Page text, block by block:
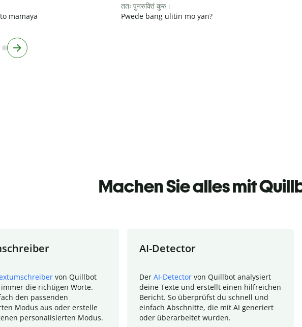
mamaya
ततः पुनरुक्तिं कुरु।
Pwede bang ulitin mo yan?
Machen Sie alles mit
von Quillbot
die richtigen Worte.
den passenden
Modus aus oder erstelle
personalisierten Modus.
AI-Detector
Der AI-Detector von Quillbot analysiert
deine Texte und erstellt einen hilfreichen
Bericht. So überprüfst du schnell und
einfach Abschnitte, die mit AI generiert
oder überarbeitet wurden.